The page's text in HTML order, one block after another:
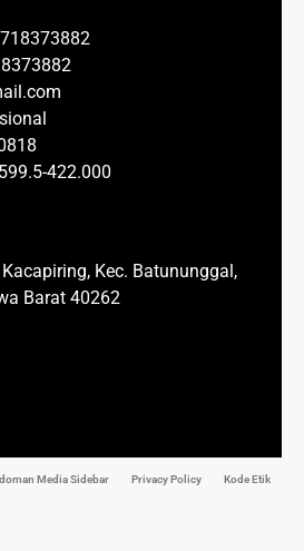
422.000
Kec. Batununggal,
Barat 40262
Media Sidebar Privacy Policy Kode Etik